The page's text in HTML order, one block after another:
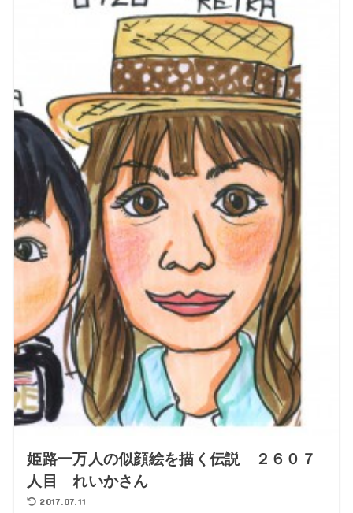
姫路一万人の似顔絵を描く伝説 ２６０７
人目 れいかさん
2017.07.11